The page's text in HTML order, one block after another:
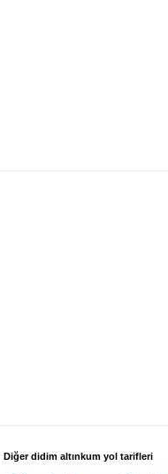
Diğer didim altınkum yol tarifleri